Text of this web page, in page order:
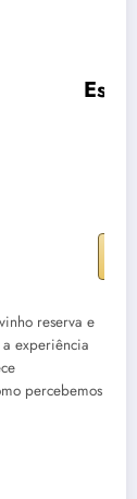
reserva e
experiência
percebemos